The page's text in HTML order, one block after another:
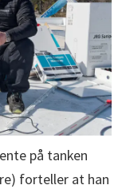
på tanken
forteller at han